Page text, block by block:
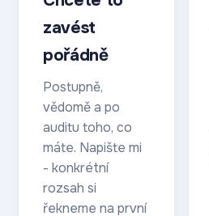
zavést
pořádně
Postupně,
vědomě a po
auditu toho, co
máte. Napište mi
- konkrétní
rozsah si
řekneme na první